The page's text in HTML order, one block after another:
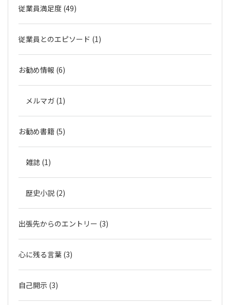
従業員満足度 (49)
従業員とのエピソード (1)
お勧め情報 (6)
メルマガ (1)
お勧め書籍 (5)
雑誌 (1)
歴史小説 (2)
出張先からのエントリー (3)
心に残る言葉 (3)
自己開示 (3)